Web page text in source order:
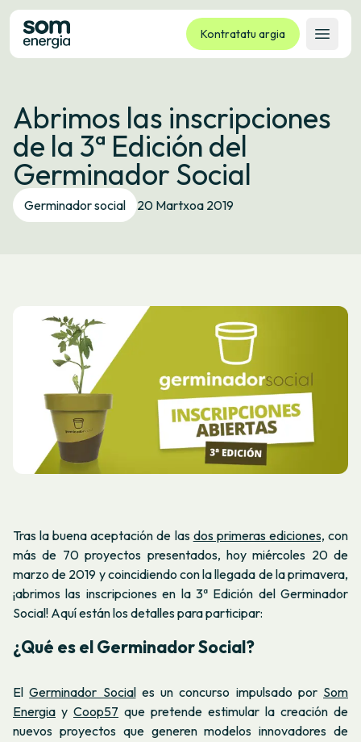
Kontratatu argia
Ireki
Tarifak
Zerbitzuak
Enpresak
Kooperatiba
Kontaktua
Abrimos las inscripciones
de la 3ª Edición del
Germinador Social
Germinador social 20 Martxoa 2019
Tras la buena aceptación de las dos primeras ediciones, con
más de 70 proyectos presentados, hoy miércoles 20 de
marzo de 2019 y coincidiendo con la llegada de la primavera,
¡abrimos las inscripciones en la 3ª Edición del Germinador
Social! Aquí están los detalles para participar:
¿Qué es el Germinador Social?
ElGerminador Sociales un concurso impulsado por Som
Energia y Coop57 que pretende estimular la creación de
nuevos proyectos que generen modelos innovadores de